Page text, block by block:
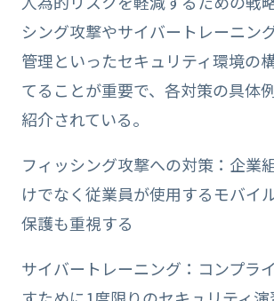
シング攻撃やサイバートレーニン
管理といったセキュリティ環境の
てることが重要で、各対策の具体
紹介されている。
フィッシング攻撃への対策：企業
けでなく従業員が使用するモバイ
保護も重視する
サイバートレーニング：コンプラ